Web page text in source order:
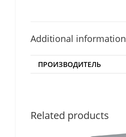
Additional information
ПРОИЗВОДИТЕЛЬ
Related products